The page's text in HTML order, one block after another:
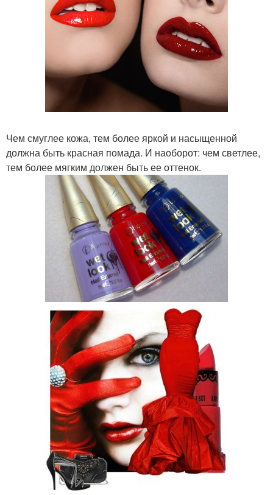
Чем смуглее кожа, тем более яркой и насыщенной
должна быть красная помада. И наоборот: чем светлее,
тем более мягким должен быть ее оттенок.